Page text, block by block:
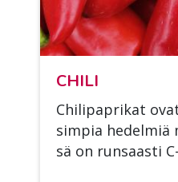
CHI­LI
Chi­li­papri­kat
sim­pia he­del­miä
sä on run­saas­ti